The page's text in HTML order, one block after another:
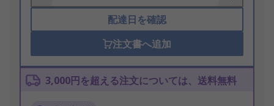
配達日を確認
注文書へ追加
3,000円を超える注文については、送料無料